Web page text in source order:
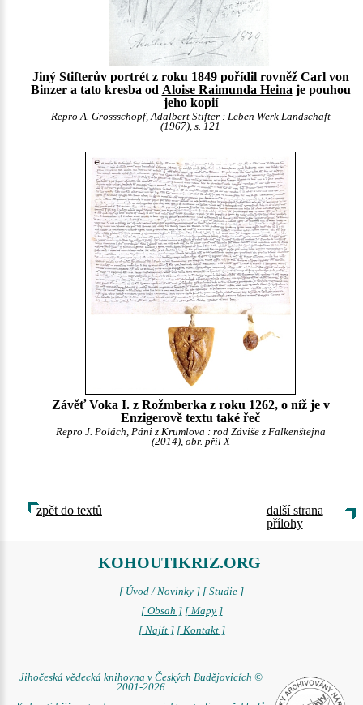
Jiný Stifterův portrét z roku 1849 pořídil rovněž Carl von
Binzer a tato kresba od Aloise Raimunda Heina je pouhou
jeho kopií
Repro A. Grossschopf, Adalbert Stifter : Leben Werk Landschaft
(1967), s. 121
Závěť Voka I. z Rožmberka z roku 1262, o níž je v
Enzigerově textu také řeč
Repro J. Polách, Páni z Krumlova : rod Záviše z Falkenštejna
(2014), obr. příl X
zpět do textů
další strana
přílohy
KOHOUTIKRIZ.ORG
[ Úvod / Novinky ] [ Studie ]
[ Obsah ] [ Mapy ]
[ Najít ] [ Kontakt ]
Jihočeská vědecká knihovna v Českých Budějovicích ©
2001-2026